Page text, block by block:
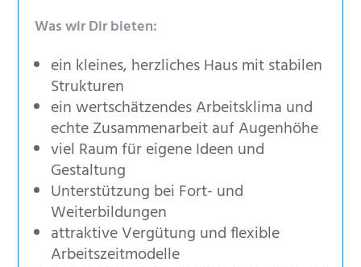
Was wir Dir bieten:
ein kleines, herzliches Haus mit stabilen
Strukturen
ein wertschätzendes Arbeitsklima und
echte Zusammenarbeit auf Augenhöhe
viel Raum für eigene Ideen und
Gestaltung
Unterstützung bei Fort- und
Weiterbildungen
attraktive Vergütung und flexible
Arbeitszeitmodelle